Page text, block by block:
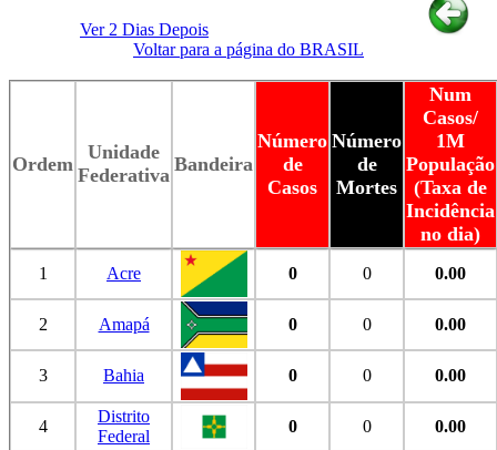
Ver 2 Dias Depois
Voltar para a página do BRASIL
Ordem
Unidade
Federativa Bandeira
Número
de
Casos
Número
de
Mortes
Num
Casos/
1M
População
(Taxa de
Incidência
no dia)
1 Acre 0 0 0.00
2 Amapá 0 0 0.00
3 Bahia 0 0 0.00
4
Distrito
Federal
0 0 0.00